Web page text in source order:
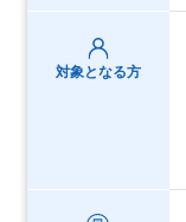
対象となる方